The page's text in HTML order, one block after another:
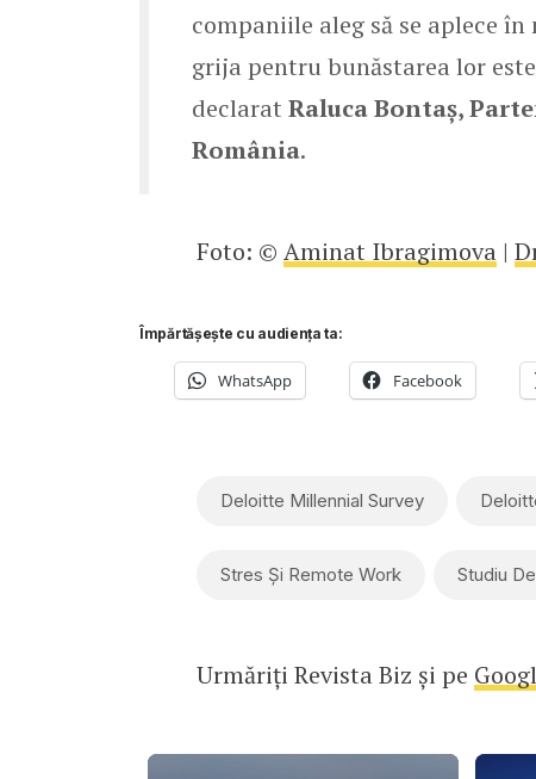
companiile aleg să se aplece
grija pentru bunăstarea lor
declarat Raluca Bontaș,
România.
Foto: © Aminat Ibragimova |
Împărtășește cu audiența ta:
WhatsApp Facebook
Deloitte Millennial Survey
Stres Și Remote Work Studiu
Urmăriți Revista Biz și pe